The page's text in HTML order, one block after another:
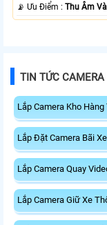
️📡 Ưu Điểm :Thu Âm
TIN TỨC
Lắp Camera Kho
Lắp Đặt Camera Bãi Xe
Lắp Camera Quay
Lắp Camera Giữ Xe